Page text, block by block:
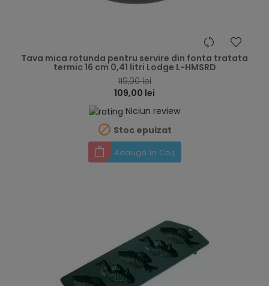
Tava mica rotunda pentru servire din fonta tratata
termic 16 cm 0,41 litri Lodge L-HMSRD
119,00 lei
109,00 lei
Niciun review
 Stoc epuizat
Adaugă în Coș